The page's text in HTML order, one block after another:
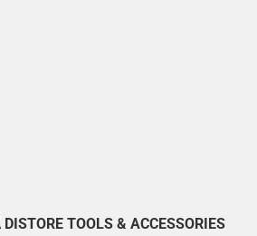
DISTORE TOOLS & ACCESSORIES